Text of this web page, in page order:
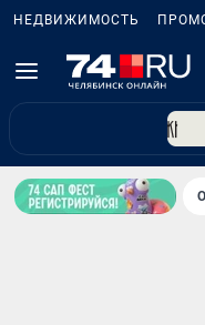
НЕДВИЖИМОСТЬ